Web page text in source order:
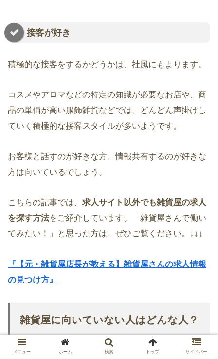
接客が好き
積極的な接客をするかどうかは、社風にもよります。
コスメやアロマなどの特定の知識が必要なお店や、商
品の単価が高い服飾雑貨などでは、どんどん声掛けし
ていく積極的な接客スタイルが多いようです。
お客様と話すのが好きな方、情報共有するのが好きな
方は向いているでしょう。
こちらの記事では、 求人サイト以外でも雑貨屋の求人
を探す方法をご紹介しています。「雑貨屋さんで働い
てみたい！」と思った方は、ぜひご覧ください。↓↓↓
『【元・雑貨屋店長が教える】雑貨屋さんの求人情報
の見つけ方』
雑貨屋に向いていない人はどんな人？
メニュー ホーム 検索 トップ サイドバー